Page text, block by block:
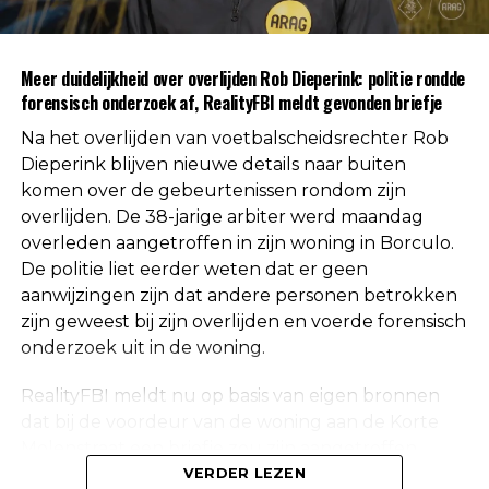
autoriteiten uitgesloten.
worden geen verdere mededelingen gedaan over
de doodsoorzaak.
Een vaste waarde in de Nederlandse
arbitrage
Met het overlijden van Rob Dieperink verliest het
Nederlandse voetbal een scheidsrechter die
jarenlang actief was op het hoogste niveau.
Dieperink begon al op jonge leeftijd met fluiten in
het amateurvoetbal en werkte zich stap voor stap
toegewezen, waarna uiteindelijk ook de Eredivisie
Meer duidelijkheid over overlijden Rob Dieperink: politie rondde
forensisch onderzoek af, RealityFBI meldt gevonden briefje
Na het overlijden van voetbalscheidsrechter Rob
Dieperink blijven nieuwe details naar buiten
komen over de gebeurtenissen rondom zijn
overlijden. De 38-jarige arbiter werd maandag
overleden aangetroffen in zijn woning in Borculo.
De politie liet eerder weten dat er geen
aanwijzingen zijn dat andere personen betrokken
zijn geweest bij zijn overlijden en voerde forensisch
onderzoek uit in de woning.
RealityFBI meldt nu op basis van eigen bronnen
waarop Dieperink een persoonlijke boodschap had
VERDER LEZEN